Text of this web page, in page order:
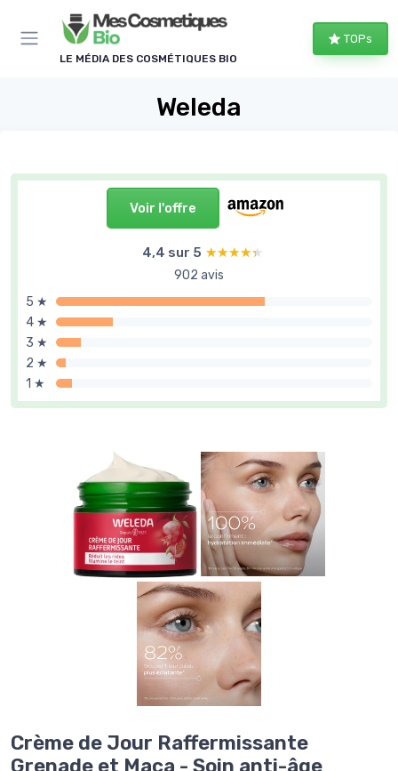
LE MÉDIA DES COSMÉTIQUES BIO
TOPs
Weleda
Voir l'offre
4,4 sur 5 ★★★★★
★★★★★
902 avis
5 ★
4 ★
3 ★
2 ★
1 ★
Crème de Jour Raffermissante
Grenade et Maca - Soin anti-âge
Panneau de gestion des cookies